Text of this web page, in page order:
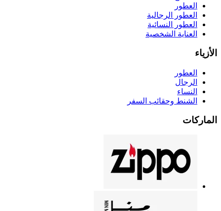
العطور
العطور الرجالية
العطور النسائية
العناية الشخصية
الأزياء
العطور
الرجال
النساء
الشنط وحقائب السفر
الماركات